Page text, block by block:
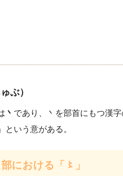
ぶ）
丶 であり、丶を部首にもつ漢
という意がある。
部における「〻」